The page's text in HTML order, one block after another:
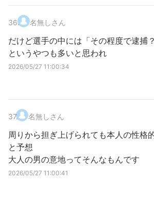
36. 名無しさん
だけど選手の中には「その程度で逮捕
というやつも多いと思われ
2026/05/27 11:00:34
37. 名無しさん
周りから担ぎ上げられても本人の性格
と予想
大人の男の意地ってそんなもんです
2026/05/27 11:00:41